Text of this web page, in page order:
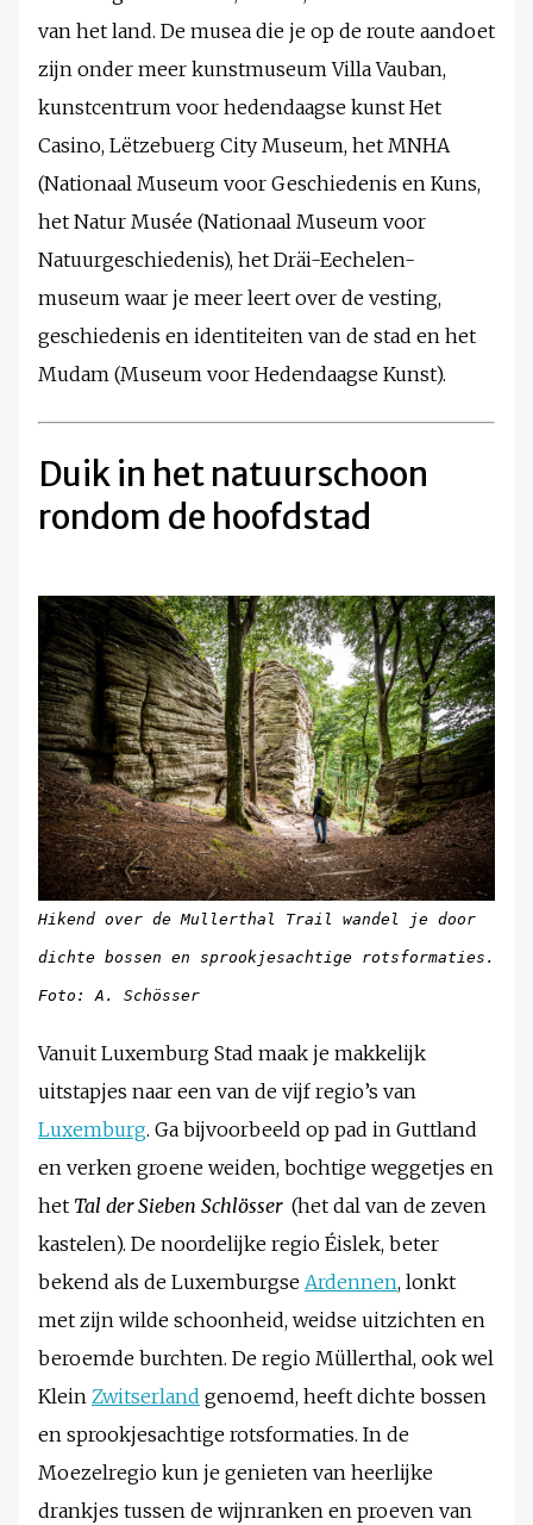
van het land. De musea die je op de route aandoet
zijn onder meer kunstmuseum Villa Vauban,
kunstcentrum voor hedendaagse kunst Het
Casino, Lëtzebuerg City Museum, het MNHA
(Nationaal Museum voor Geschiedenis en Kuns,
het Natur Musée (Nationaal Museum voor
Natuurgeschiedenis), het Dräi-Eechelen-
museum waar je meer leert over de vesting,
geschiedenis en identiteiten van de stad en het
Mudam (Museum voor Hedendaagse Kunst).
Duik in het natuurschoon
rondom de hoofdstad
Hikend over de Mullerthal Trail wandel je door
dichte bossen en sprookjesachtige rotsformaties.
Foto: A. Schösser
Vanuit Luxemburg Stad maak je makkelijk
uitstapjes naar een van de vijf regio’s van
Luxemburg. Ga bijvoorbeeld op pad in Guttland
en verken groene weiden, bochtige weggetjes en
het Tal der Sieben Schlösser(het dal van de zeven
kastelen). De noordelijke regio Éislek, beter
bekend als de Luxemburgse Ardennen, lonkt
met zijn wilde schoonheid, weidse uitzichten en
beroemde burchten. De regio Müllerthal, ook wel
Klein Zwitserland genoemd, heeft dichte bossen
en sprookjesachtige rotsformaties. In de
Moezelregio kun je genieten van heerlijke
drankjes tussen de wijnranken en proeven van